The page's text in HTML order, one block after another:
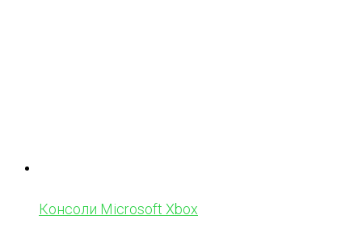
Консоли Microsoft Xbox